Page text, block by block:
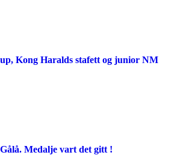
Kong Haralds stafett og junior NM
Medalje vart det gitt !